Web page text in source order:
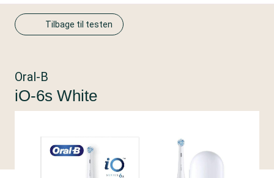
Tilbage til testen
Oral-B
iO-6s White